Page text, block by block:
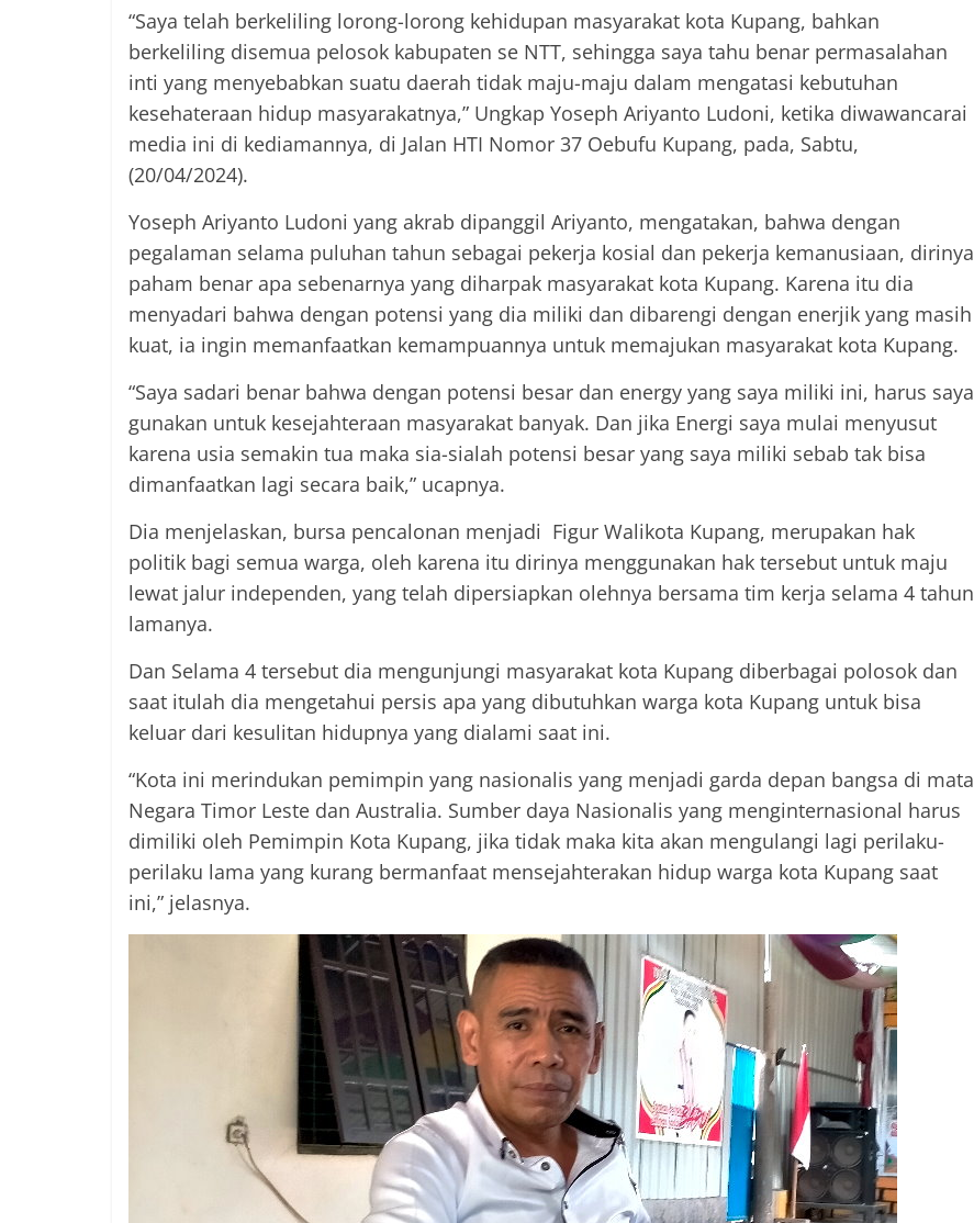
“Saya telah berkeliling lorong-lorong kehidupan masyarakat kota Kupang, bahkan
berkeliling disemua pelosok kabupaten se NTT, sehingga saya tahu benar permasalahan
inti yang menyebabkan suatu daerah tidak maju-maju dalam mengatasi kebutuhan
kesehateraan hidup masyarakatnya,” Ungkap Yoseph Ariyanto Ludoni, ketika diwawancarai
media ini di kediamannya, di Jalan HTI Nomor 37 Oebufu Kupang, pada, Sabtu,
(20/04/2024).
Yoseph Ariyanto Ludoni yang akrab dipanggil Ariyanto, mengatakan, bahwa dengan
pegalaman selama puluhan tahun sebagai pekerja kosial dan pekerja kemanusiaan, dirinya
paham benar apa sebenarnya yang diharpak masyarakat kota Kupang. Karena itu dia
menyadari bahwa dengan potensi yang dia miliki dan dibarengi dengan enerjik yang masih
kuat, ia ingin memanfaatkan kemampuannya untuk memajukan masyarakat kota Kupang.
“Saya sadari benar bahwa dengan potensi besar dan energy yang saya miliki ini, harus saya
gunakan untuk kesejahteraan masyarakat banyak. Dan jika Energi saya mulai menyusut
karena usia semakin tua maka sia-sialah potensi besar yang saya miliki sebab tak bisa
dimanfaatkan lagi secara baik,” ucapnya.
Dia menjelaskan, bursa pencalonan menjadi Figur Walikota Kupang, merupakan hak
politik bagi semua warga, oleh karena itu dirinya menggunakan hak tersebut untuk maju
lewat jalur independen, yang telah dipersiapkan olehnya bersama tim kerja selama 4 tahun
lamanya.
Dan Selama 4 tersebut dia mengunjungi masyarakat kota Kupang diberbagai polosok dan
saat itulah dia mengetahui persis apa yang dibutuhkan warga kota Kupang untuk bisa
keluar dari kesulitan hidupnya yang dialami saat ini.
“Kota ini merindukan pemimpin yang nasionalis yang menjadi garda depan bangsa di mata
Negara Timor Leste dan Australia. Sumber daya Nasionalis yang menginternasional harus
dimiliki oleh Pemimpin Kota Kupang, jika tidak maka kita akan mengulangi lagi perilaku-
perilaku lama yang kurang bermanfaat mensejahterakan hidup warga kota Kupang saat
ini,” jelasnya.